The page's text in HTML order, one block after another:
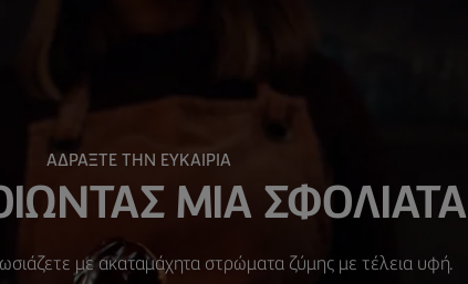
ΑΔΡΑΞΤΕ ΤΗΝ ΕΥΚΑΙΡΙΑ
ΜΙΑ ΣΦΟΛΙΑΤΑ
με ακαταμάχητα στρώματα ζύμης με τέλεια υφή.